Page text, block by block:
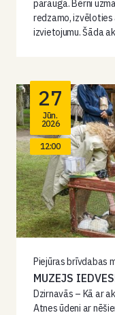
parauga. Bērni
redzamo,
izvietojumu. Šāda
27
Jūn.
2026
12:00
Piejūras brīvdabas
MUZEJS
Dzirnavās – Kā ar
Atnes ūdeni ar